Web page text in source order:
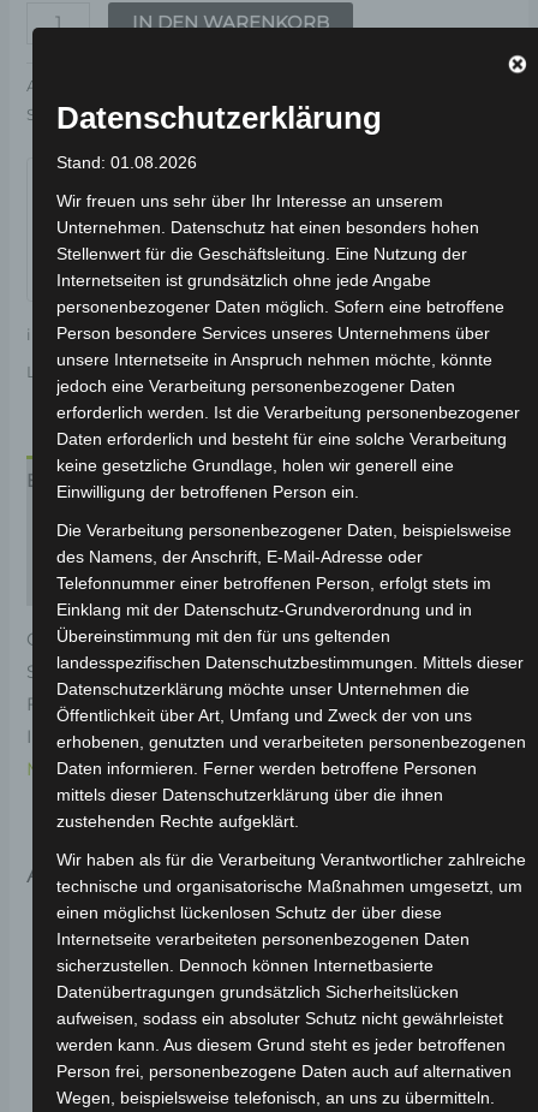
IN DEN WARENKORB
Artikelnummer:
Schlagwort:Elektrik & Beleuchtung
Garantiert sicherer Checkout
inkl. 19 % MwSt.Kostenloser Versand
Lieferzeit:Versandfertig innerhalb 24 Stunden*
Beschreibung
Produktsicherheit
Rezensionen (0)
Original-Ersatzteil für den Elektro-Scooter VSX.
Scheinwerferabdeckung-weiss für optimale
Funktionalität und Haltbarkeit. Weitere
Informationen zum Fahrzeug findest du hier:Volta
Motor Elektro-Scooter VSX.
Ähnliche Produkte
Datenschutzerklärung
Stand: 01.08.2026
Wir freuen uns sehr über Ihr Interesse an unserem
Unternehmen. Datenschutz hat einen besonders hohen
Stellenwert für die Geschäftsleitung. Eine Nutzung der
Internetseiten ist grundsätzlich ohne jede Angabe
personenbezogener Daten möglich. Sofern eine betroffene
Person besondere Services unseres Unternehmens über
unsere Internetseite in Anspruch nehmen möchte, könnte
jedoch eine Verarbeitung personenbezogener Daten
erforderlich werden. Ist die Verarbeitung personenbezogener
Daten erforderlich und besteht für eine solche Verarbeitung
keine gesetzliche Grundlage, holen wir generell eine
Einwilligung der betroffenen Person ein.
Die Verarbeitung personenbezogener Daten, beispielsweise
des Namens, der Anschrift, E-Mail-Adresse oder
Telefonnummer einer betroffenen Person, erfolgt stets im
Einklang mit der Datenschutz-Grundverordnung und in
Übereinstimmung mit den für uns geltenden
landesspezifischen Datenschutzbestimmungen. Mittels dieser
Datenschutzerklärung möchte unser Unternehmen die
Öffentlichkeit über Art, Umfang und Zweck der von uns
erhobenen, genutzten und verarbeiteten personenbezogenen
Daten informieren. Ferner werden betroffene Personen
mittels dieser Datenschutzerklärung über die ihnen
zustehenden Rechte aufgeklärt.
Wir haben als für die Verarbeitung Verantwortlicher zahlreiche
technische und organisatorische Maßnahmen umgesetzt, um
einen möglichst lückenlosen Schutz der über diese
Internetseite verarbeiteten personenbezogenen Daten
sicherzustellen. Dennoch können Internetbasierte
Datenübertragungen grundsätzlich Sicherheitslücken
aufweisen, sodass ein absoluter Schutz nicht gewährleistet
werden kann. Aus diesem Grund steht es jeder betroffenen
Person frei, personenbezogene Daten auch auf alternativen
Wegen, beispielsweise telefonisch, an uns zu übermitteln.